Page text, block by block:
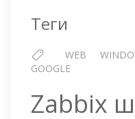
Теги
WEB
GOOGLE
Zabbix